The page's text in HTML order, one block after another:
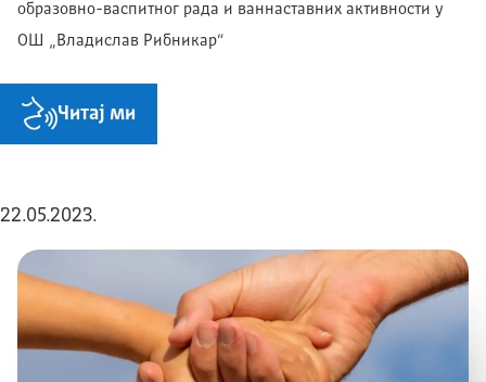
образовно-васпитног рада и ваннаставних активности у
ОШ „Владислав Рибникар“
Читај ми
22.05.2023.